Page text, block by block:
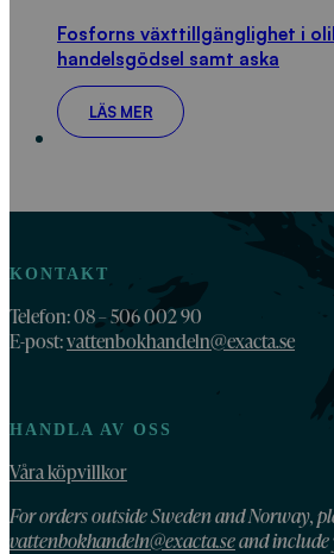
Fosforns växttillgänglighet i
handelsgödsel samt aska
LÄS MER
KONTAKT
Telefon: 08 – 506 002 90
E-post:vattenbokhandeln@exacta.se
HANDLA AV OSS
Våra köpvillkor
For orders outside Sweden and Norway,
vattenbokhandeln@exacta.seand include